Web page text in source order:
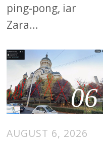
ping-pong, iar
Zara…
06
AUGUST 6, 2026